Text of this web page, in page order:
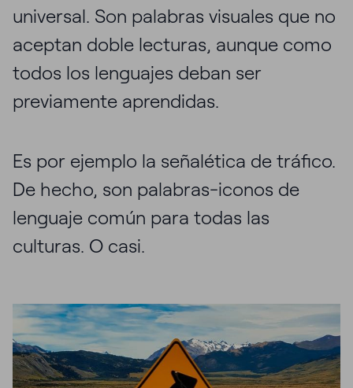
universal. Son palabras visuales que no
aceptan doble lecturas, aunque como
todos los lenguajes deban ser
previamente aprendidas.
Es por ejemplo la señalética de tráfico.
De hecho, son palabras-iconos de
lenguaje común para todas las
culturas. O casi.